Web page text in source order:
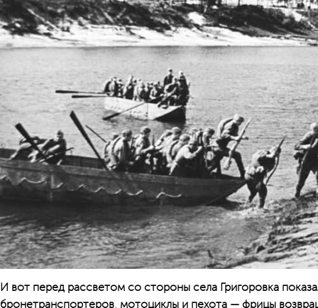
И вот перед рассветом со стороны села Григоровка
бронетранс­портеров, мотоциклы и пехота — фрицы